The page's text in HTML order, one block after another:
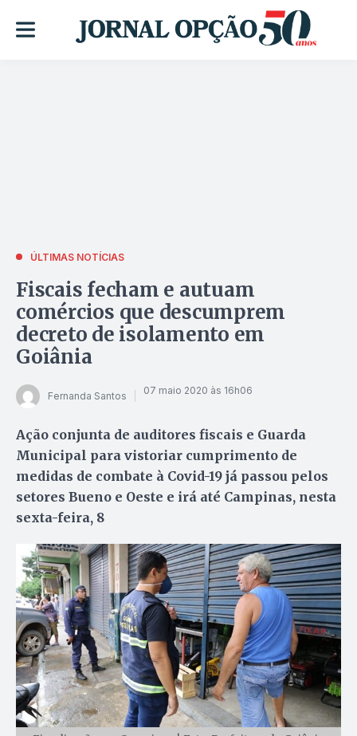
ÚLTIMAS NOTÍCIAS
Fiscais fecham e autuam
comércios que descumprem
decreto de isolamento em
Goiânia
Fernanda Santos 07 maio 2020 às 16h06
Ação conjunta de auditores fiscais e Guarda
Municipal para vistoriar cumprimento de
medidas de combate à Covid-19 já passou pelos
setores Bueno e Oeste e irá até Campinas, nesta
sexta-feira, 8